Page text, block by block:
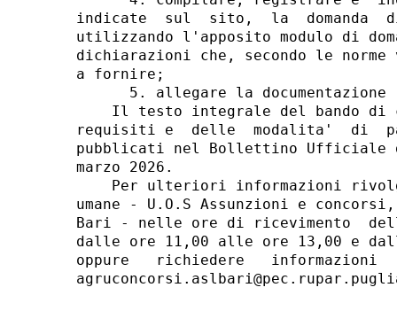
indicate  sul  sito,  la  domanda
utilizzando l'apposito modulo di
dichiarazioni che, secondo le
a fornire;
5. allegare la
Il testo integrale del bando di
requisiti e  delle  modalita'  di
pubblicati nel Bollettino Ufficiale
marzo 2026.
Per ulteriori informazioni
umane - U.O.S Assunzioni e
Bari - nelle ore di ricevimento
dalle ore 11,00 alle ore 13,00 e
oppure   richiedere   informazioni